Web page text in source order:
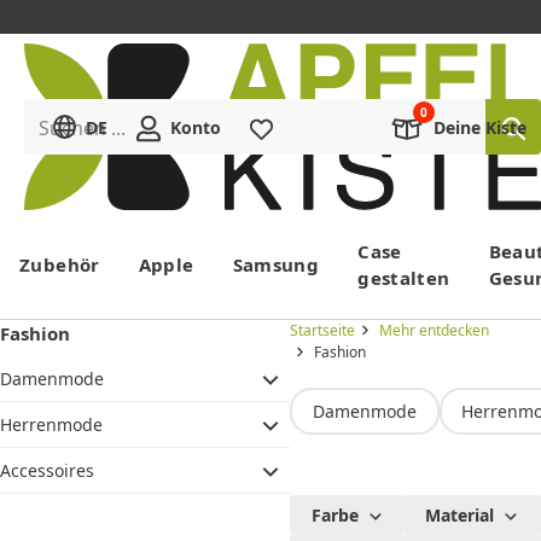
Menü
Suchen ...
DE Konto Deine Kiste
Zubehör Apple Samsung
Case
gestalten
Fashion
Damenmode
Herrenmode
Accessoires
Startseite
Mehr entdecken
Fashion
Damenmode
Fashion
Farbe
Material